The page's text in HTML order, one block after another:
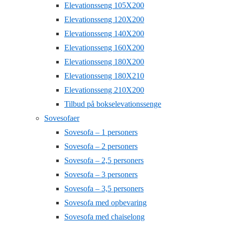
Elevationsseng 105X200
Elevationsseng 120X200
Elevationsseng 140X200
Elevationsseng 160X200
Elevationsseng 180X200
Elevationsseng 180X210
Elevationsseng 210X200
Tilbud på bokselevationssenge
Sovesofaer
Sovesofa – 1 personers
Sovesofa – 2 personers
Sovesofa – 2,5 personers
Sovesofa – 3 personers
Sovesofa – 3,5 personers
Sovesofa med opbevaring
Sovesofa med chaiselong